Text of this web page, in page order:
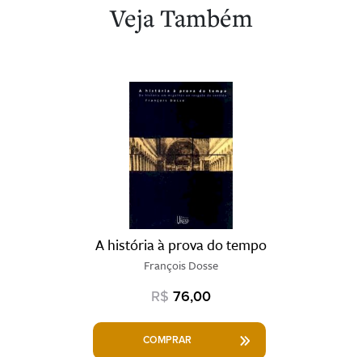
Veja Também
A história à prova do tempo
François Dosse
R$ 76,00
COMPRAR